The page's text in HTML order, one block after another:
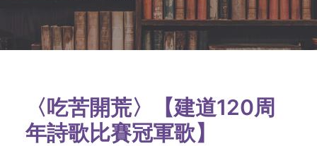
〈吃苦開荒〉【建道120周
年詩歌比賽冠軍歌】